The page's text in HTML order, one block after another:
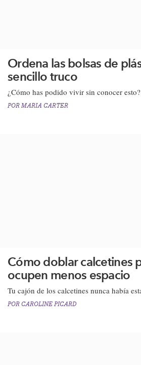
Ordena las bolsas de
sencillo truco
​¿Cómo has podido vivir sin conocer esto?​
POR MARIA CARTER
Cómo doblar calcetines
ocupen menos espacio
Tu cajón de los calcetines nunca había
POR CAROLINE PICARD